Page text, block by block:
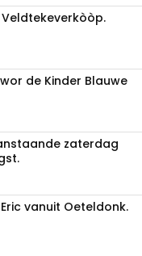
de Kinder Blauwe
zaterdag
vanuit Oeteldonk.